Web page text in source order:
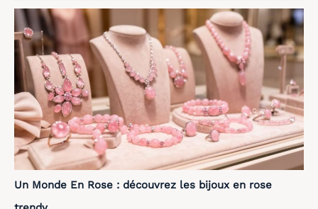
Un Monde En Rose : découvrez les bijoux en rose